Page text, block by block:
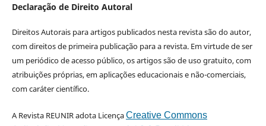
Declaração de Direito Autoral
Direitos Autorais para artigos publicados nesta revista são do autor,
com direitos de primeira publicação para a revista. Em virtude de ser
um periódico de acesso público, os artigos são de uso gratuito, com
atribuições próprias, em aplicações educacionais e não-comerciais,
com caráter científico.
A Revista REUNIR adota LicençaCreative Commons